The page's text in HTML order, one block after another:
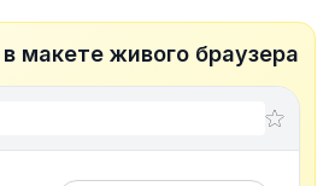
макете живого браузера